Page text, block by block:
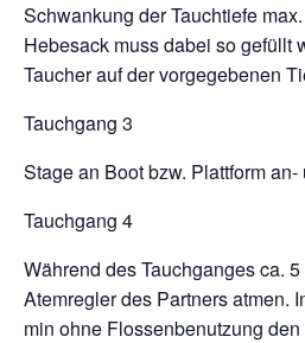
Schwankung der Tauchtiefe
Hebesack muss dabei so gefüllt
Taucher auf der vorgegebenen
Tauchgang 3
Stage an Boot bzw. Plattform
Tauchgang 4
Während des Tauchganges ca.
Atemregler des Partners atmen.
min ohne Flossenbenutzung